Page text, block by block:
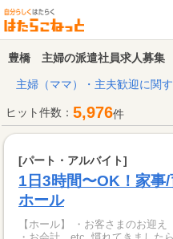
豊橋 主婦の派遣社員求人募集
主婦（ママ）・主夫歓迎に関
ヒット件数： 5,976件
[パート・アルバイト]
1日3時間〜OK！家事/
ホール
【ホール】 ・お客さまのお迎